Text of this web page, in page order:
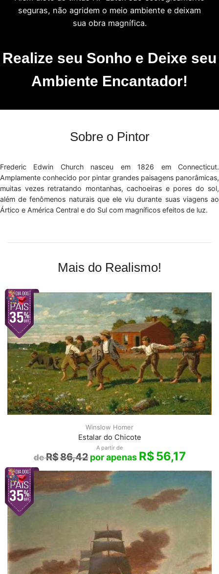
seguras, não agridem o meio ambiente e deixam
sua obra magnífica.
Realize seu Sonho e Deixe seu
Ambiente Encantador!
Sobre o Pintor
Frederic Edwin Church nasceu em 1826 em Connecticut.
Amplamente conhecido por pintar grandes paisagens panorâmicas,
muitas vezes retratando montanhas, cachoeiras e pores do sol,
além de fenômenos naturais que ele viu durante suas viagens ao
Ártico e América Central e do Sul com magníficos efeitos de luz.
Mais do Realismo!
Winslow Homer
Estalar do Chicote
A partir de
R$86,42 R$56,17